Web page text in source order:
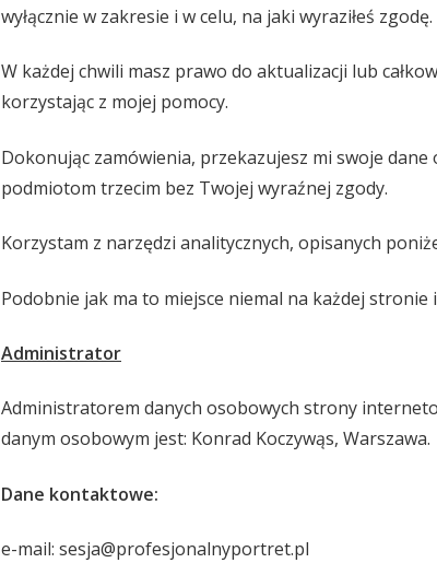
wyłącznie w zakresie i w celu, na jaki wyraziłeś zgodę.
W każdej chwili masz prawo do aktualizacji lub
korzystając z mojej pomocy.
Dokonując zamówienia, przekazujesz mi swoje
podmiotom trzecim bez Twojej wyraźnej zgody.
Korzystam z narzędzi analitycznych, opisanych
Podobnie jak ma to miejsce niemal na każdej
Administrator
Administratorem danych osobowych strony
danym osobowym jest: Konrad Koczywąs, Warszawa.
Dane kontaktowe:
e-mail: sesja@profesjonalnyportret.pl